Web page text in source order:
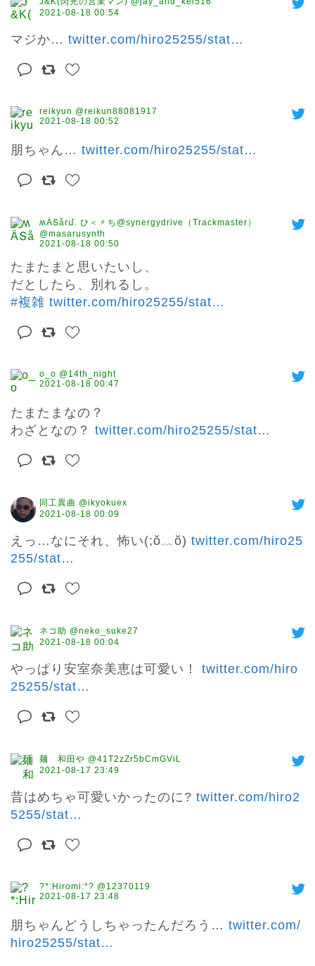
2021-08-18 00:54
マジか… twitter.com/hiro25255/stat…
reikyun @reikun88081917
2021-08-18 00:52
朋ちゃん… twitter.com/hiro25255/stat…
ʍÄՏåɾմ. ひ＜〃ち@synergydrive（Trackmaster）
@masarusynth
2021-08-18 00:50
たまたまと思いたいし、
#複雑 twitter.com/hiro25255/stat…
o_o @14th_night
2021-08-18 00:47
たまたまなの？
わざとなの？ twitter.com/hiro25255/stat…
同工異曲 @ikyokuex
2021-08-18 00:09
えっ…なにそれ、怖い(;ŏ﹏ŏ) twitter.com/hiro25
255/stat…
ネコ助 @neko_suke27
2021-08-18 00:04
やっぱり安室奈美恵は可愛い！ twitter.com/hiro
25255/stat…
麺 和田や @41T2zZr5bCmGViL
2021-08-17 23:49
昔はめちゃ可愛いかったのに? twitter.com/hiro2
5255/stat…
?*:Hiromi:*? @12370119
2021-08-17 23:48
朋ちゃんどうしちゃったんだろう… twitter.com/
hiro25255/stat…